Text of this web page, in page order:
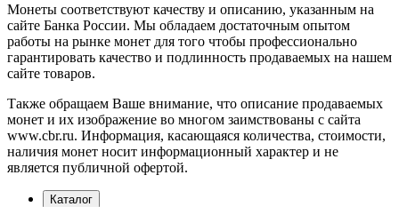
Монеты соответствуют качеству и описанию, указанным на
сайте Банка России. Мы обладаем достаточным опытом
работы на рынке монет для того чтобы профессионально
гарантировать качество и подлинность продаваемых на нашем
сайте товаров.
Также обращаем Ваше внимание, что описание продаваемых
монет и их изображение во многом заимствованы с сайта
www.cbr.ru. Информация, касающаяся количества, стоимости,
наличия монет носит информационный характер и не
является публичной офертой.
Каталог